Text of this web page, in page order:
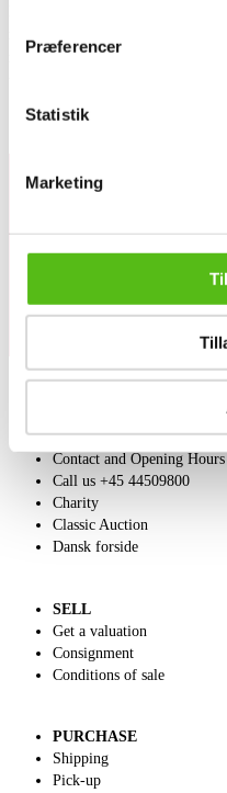
Præferencer
Statistik
Marketing
matt fluted glass. H. 39 cm, D.
model Colour Cabinet.
directly
ABOUT US
Contact and Opening Hours
Call us +45 44509800
Charity
Classic Auction
Dansk forside
SELL
Get a valuation
Consignment
Conditions of sale
PURCHASE
Shipping
Pick-up